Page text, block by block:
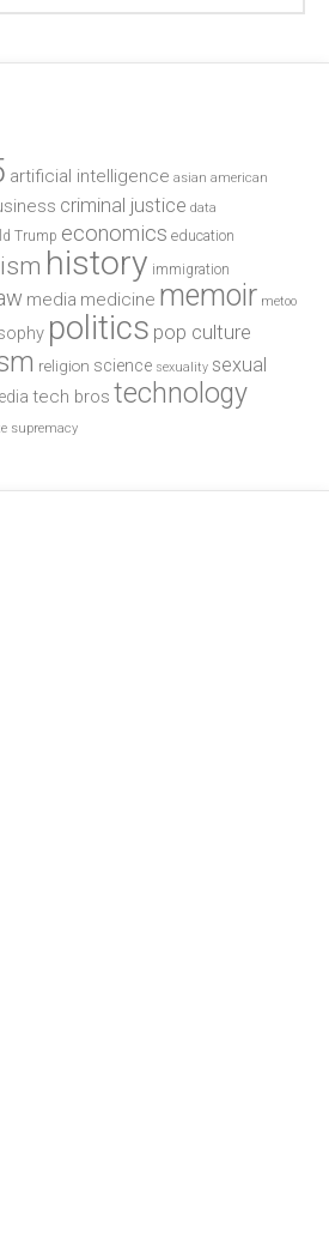
artificial intelligence asian american
criminal justice data
Trump economics education
history immigration
media medicine memoir metoo
politics pop culture
religion science sexuality sexual
tech bros technology
supremacy